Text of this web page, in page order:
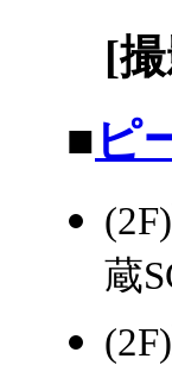
[
■ ピ
(2F)
蔵
(2F)